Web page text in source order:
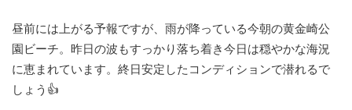
昼前には上がる予報ですが、雨が降っている今朝の黄金崎公
園ビーチ。昨日の波もすっかり落ち着き今日は穏やかな海況
に恵まれています。終日安定したコンディションで潜れるで
しょう👍